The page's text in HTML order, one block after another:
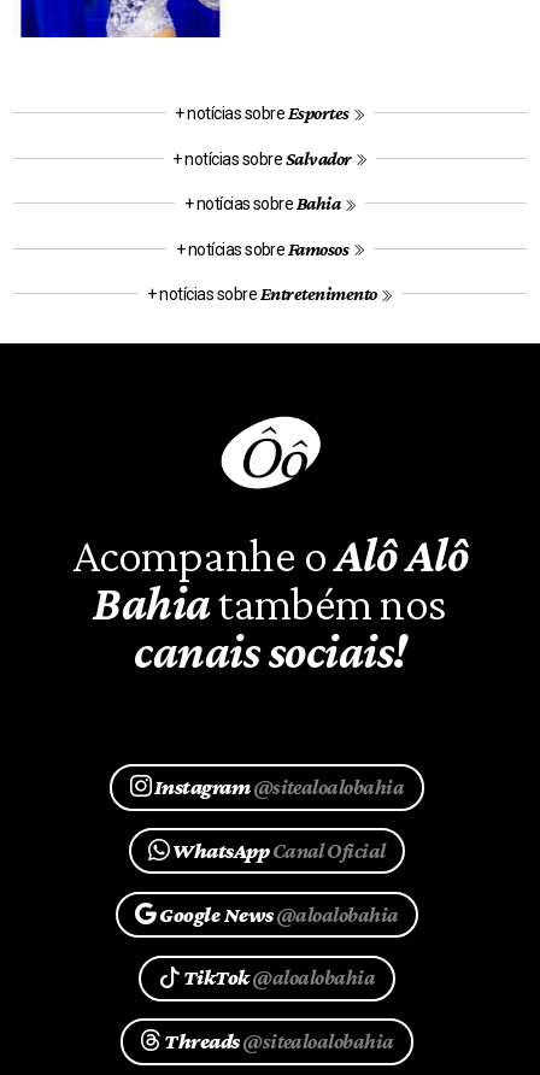
+ notícias sobre Esportes
+ notícias sobreSalvador
+ notícias sobre Bahia
+ notícias sobre Famosos
+ notícias sobre Entretenimento
Acompanhe oAlô Alô
Bahiatambém nos
canais sociais!
Instagram@sitealoalobahia
WhatsAppCanal Oficial
Google News@aloalobahia
TikTok@aloalobahia
Threads@sitealoalobahia